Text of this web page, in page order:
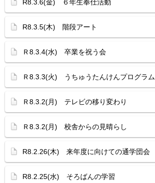
R8.3.6(金) ６年生奉仕活動
R8.3.5(木) 階段アート
Ｒ8.3.4(水) 卒業を祝う会
Ｒ8.3.3(火) うちゅうたんけんプログラム
Ｒ8.3.2(月) テレビの移り変わり
Ｒ8.3.2(月) 校舎からの見晴らし
R8.2.26(木) 来年度に向けての通学団会
R8.2.25(水) そろばんの学習